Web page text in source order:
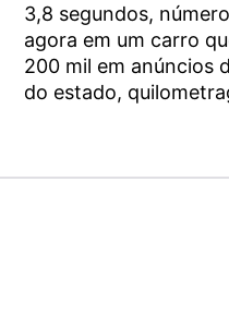
3,8 segundos,
agora em um carro
200 mil em anúncios
do estado,